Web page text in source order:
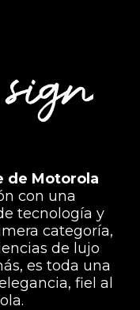
de Motorola
con una
tecnología y
categoría,
de lujo
es toda una
fiel al